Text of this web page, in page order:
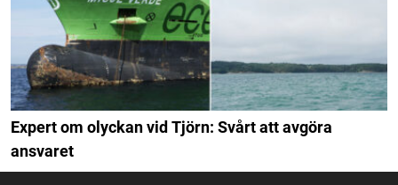
Expert om olyckan vid Tjörn: Svårt att avgöra
ansvaret